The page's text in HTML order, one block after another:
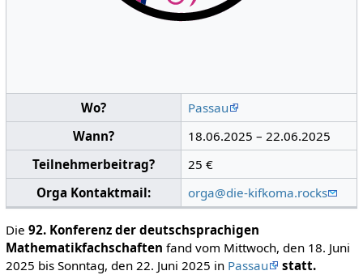
Wo?
Passau
Wann?
18.06.2025 – 22.06.2025
Teilnehmerbeitrag?
25 €
Orga Kontaktmail:
orga@die-kifkoma.rocks
Die 92. Konferenz der deutschsprachigen
Mathematikfachschaften fand vom Mittwoch, den 18. Juni
2025 bis Sonntag, den 22. Juni 2025 in Passau statt.